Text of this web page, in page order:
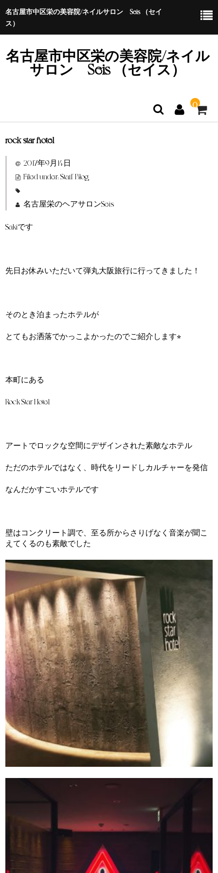
名古屋市中区栄の美容院/ネイルサロン Seis （セイ
ス）
名古屋市中区栄の美容院/ネイル
サロン Seis （セイス）
0
ホーム
特定商取引法に基づく表示
rock star hotel
2017年9月14日
Filed under:Staff Blog
名古屋栄のヘアサロンSeis
Sakiです
先日お休みいただいて弾丸大阪旅行に行ってきました！
そのとき泊まったホテルが
とてもお洒落でかっこよかったのでご紹介します⭐︎
本町にある
Rock Star Hotel
アートでロックな空間にデザインされた素敵なホテル
ただのホテルではなく、時代をリードしカルチャーを発信
なんだかすごいホテルです
壁はコンクリート調で、至る所からさりげなく音楽が聞こ
えてくるのも素敵でした